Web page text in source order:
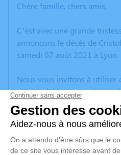
Chère famille, chers amis,
C’est avec une grande
annonçons le décès de
samedi 07 août 2021 à Lyon.
Nous vous invitons à utiliser
vos condoléances, partager
anecdote ou exprimer vos
poèmes ou des textes. Cet
d'expression dédié à
LAGARES.